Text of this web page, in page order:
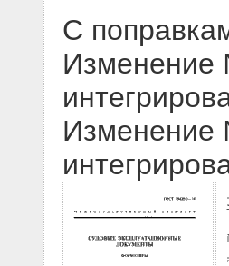
С
Изменение
Изменение